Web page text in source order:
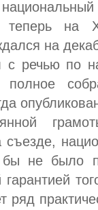
на
на
с речью по
бы не было
ряд